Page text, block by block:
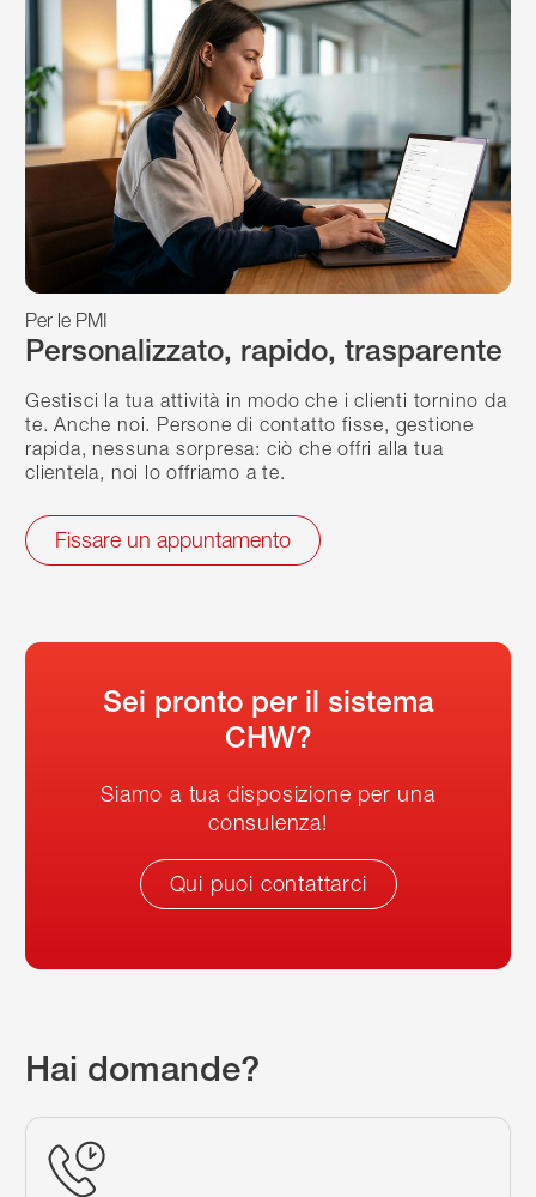
Personalizzato, rapido, trasparente
Per le PMI
Gestisci la tua attività in modo che i clienti tornino da
te. Anche noi. Persone di contatto fisse, gestione
rapida, nessuna sorpresa: ciò che offri alla tua
clientela, noi lo offriamo a te.
Fissare un appuntamento
Sei pronto per il sistema
CHW?
Siamo a tua disposizione per una
consulenza!
Qui puoi contattarci
Hai domande?